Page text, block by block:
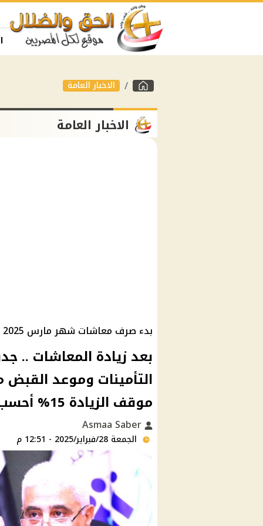
الاخبار العامة
الاخبار العامة
بدء صرف معاشات شهر مارس 2025 وزيادة جديدة بنسبة 15%
بعد زيادة المعاشات ..
التأمينات وموعد القبض
موقف الزيادة 15% أحسب معاشك كام؟
الجمعة 28/فبراير/2025 - 12:51 م